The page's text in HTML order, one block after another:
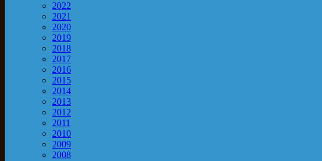
2022
2021
2020
2019
2018
2017
2016
2015
2014
2013
2012
2011
2010
2009
2008